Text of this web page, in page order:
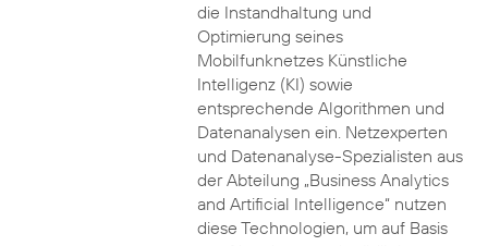
die Instandhaltung und
Optimierung seines
Mobilfunknetzes Künstliche
Intelligenz (KI) sowie
entsprechende Algorithmen und
Datenanalysen ein. Netzexperten
und Datenanalyse-Spezialisten aus
der Abteilung „Business Analytics
and Artificial Intelligence“ nutzen
diese Technologien, um auf Basis